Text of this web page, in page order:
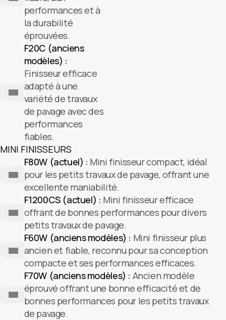
performances et à
la durabilité
éprouvées.
F20C (anciens
modèles) :
Finisseur efficace
adapté à une
variété de travaux
de pavage avec des
performances
fiables.
MINI FINISSEURS
F80W (actuel) : Mini finisseur compact, idéal
pour les petits travaux de pavage, offrant une
excellente maniabilité.
F1200CS (actuel) : Mini finisseur efficace
offrant de bonnes performances pour divers
petits travaux de pavage.
F60W (anciens modèles) : Mini finisseur plus
ancien et fiable, reconnu pour sa conception
compacte et ses performances efficaces.
F70W (anciens modèles) : Ancien modèle
éprouvé offrant une bonne efficacité et de
bonnes performances pour les petits travaux
de pavage.